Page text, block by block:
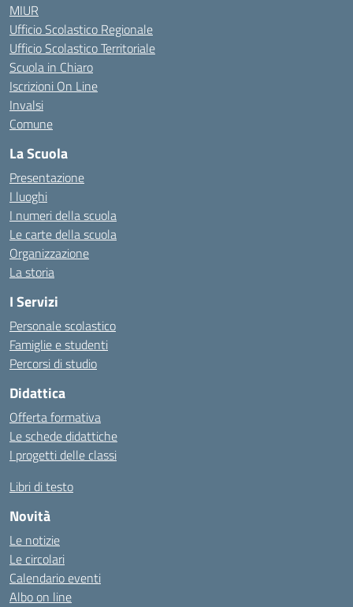
MIUR
Ufficio Scolastico Regionale
Ufficio Scolastico Territoriale
Scuola in Chiaro
Iscrizioni On Line
Invalsi
Comune
La Scuola
Presentazione
I luoghi
I numeri della scuola
Le carte della scuola
Organizzazione
La storia
I Servizi
Personale scolastico
Famiglie e studenti
Percorsi di studio
Didattica
Offerta formativa
Le schede didattiche
I progetti delle classi
Libri di testo
Novità
Le notizie
Le circolari
Calendario eventi
Albo on line